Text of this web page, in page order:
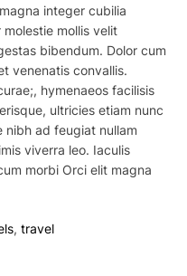
integer cubilia
mollis velit
bibendum. Dolor cum
venenatis convallis.
hymenaeos facilisis
ultricies etiam nunc
nibh ad feugiat nullam
viverra leo. Iaculis
morbi Orci elit magna
, travel